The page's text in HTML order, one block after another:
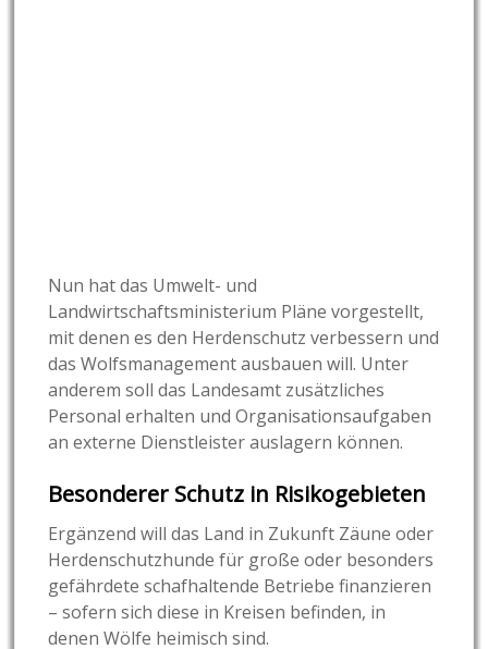
Nun hat das Umwelt- und
Landwirtschaftsministerium Pläne vorgestellt,
mit denen es den Herdenschutz verbessern und
das Wolfsmanagement ausbauen will. Unter
anderem soll das Landesamt zusätzliches
Personal erhalten und Organisationsaufgaben
an externe Dienstleister auslagern können.
Besonderer Schutz in Risikogebieten
Ergänzend will das Land in Zukunft Zäune oder
Herdenschutzhunde für große oder besonders
gefährdete schafhaltende Betriebe finanzieren
– sofern sich diese in Kreisen befinden, in
denen Wölfe heimisch sind.